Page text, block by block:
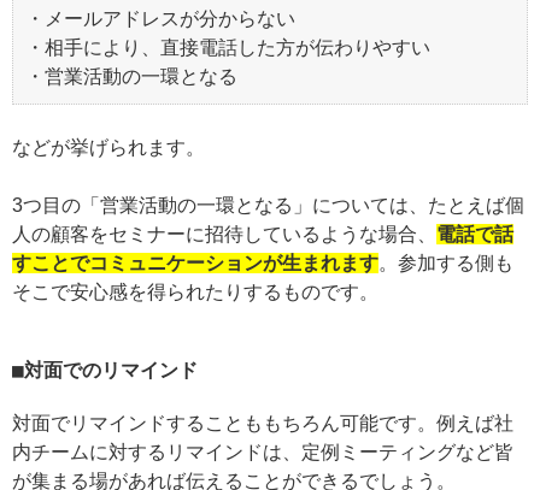
・メールアドレスが分からない
・相手により、直接電話した方が伝わりやすい
・営業活動の一環となる
などが挙げられます。
3つ目の「営業活動の一環となる」については、たとえば個
人の顧客をセミナーに招待しているような場合、 電話で話
すことでコミュニケーションが生まれます。参加する側も
そこで安心感を得られたりするものです。
対面でのリマインド
対面でリマインドすることももちろん可能です。例えば社
内チームに対するリマインドは、定例ミーティングなど皆
が集まる場があれば伝えることができるでしょう。